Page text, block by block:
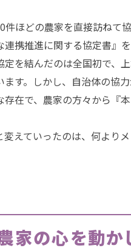
ほどの農家を直接訪ねて
携推進に関する協定書』
を結んだのは全国初で、
す。しかし、自治体の協
在で、農家の方々から『
えていったのは、何より
家の心を動か